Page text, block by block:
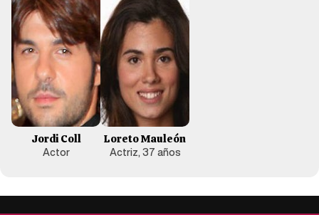
Jordi Coll
Actor
Loreto Mauleón
Actriz, 37 años